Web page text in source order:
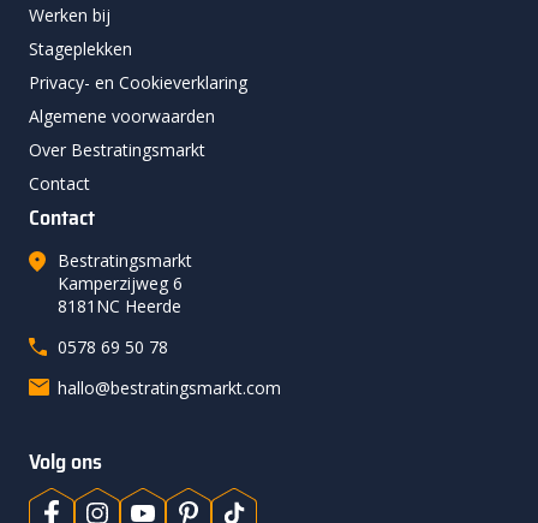
Werken bij
Stageplekken
Privacy- en Cookieverklaring
Algemene voorwaarden
Over Bestratingsmarkt
Contact
Contact
Bestratingsmarkt
Kamperzijweg 6
8181NC Heerde
0578 69 50 78
hallo@bestratingsmarkt.com
Volg ons